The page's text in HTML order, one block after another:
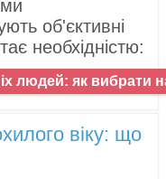
об'єктивні
необхідністю:
людей: як вибрати
віку: що